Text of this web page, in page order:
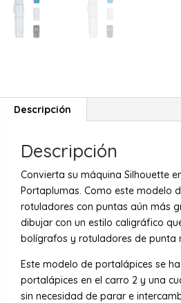
Descripción
Descripción
Convierta su máquina Silhouette
Portaplumas. Como este modelo
rotuladores con puntas aún más
dibujar con un estilo caligráfico
bolígrafos y rotuladores de punta
Este modelo de portalápices se
portalápices en el carro 2 y una
sin necesidad de parar e